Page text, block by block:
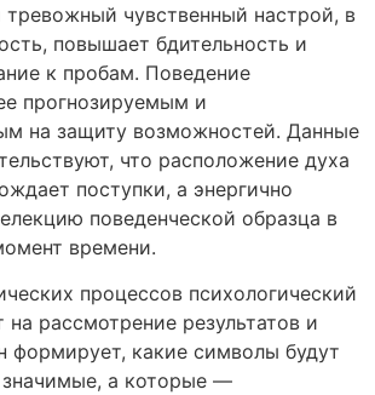
тревожный чувственный настрой, в
повышает бдительность и
к пробам. Поведение
прогнозируемым и
на защиту возможностей. Данные
что расположение духа
поступки, а энергично
поведенческой образца в
времени.
процессов психологический
на рассмотрение результатов и
формирует, какие символы будут
а которые —